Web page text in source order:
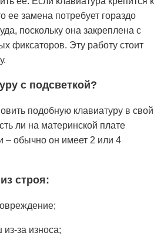
ее замена потребует гораздо
поскольку она закреплена с
фиксаторов. Эту работу стоит
с подсветкой?
подобную клавиатуру в свой
ли на материнской плате
– обычно он имеет 2 или 4
строя:
за износа;